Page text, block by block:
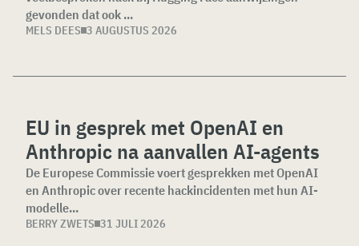
gevonden dat ook ...
MELS DEES 3 AUGUSTUS 2026
EU in gesprek met OpenAI en
Anthropic na aanvallen AI-agents
De Europese Commissie voert gesprekken met OpenAI
en Anthropic over recente hackincidenten met hun AI-
modelle...
BERRY ZWETS 31 JULI 2026